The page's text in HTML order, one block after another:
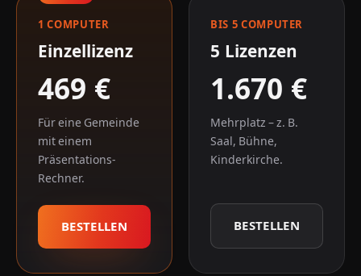
1 COMPUTER
Einzellizenz
469 €
Für eine Gemeinde
mit einem
Präsentations-
Rechner.
BESTELLEN
BIS 5 COMPUTER
5 Lizenzen
1.670 €
Mehrplatz – z. B.
Saal, Bühne,
Kinderkirche.
BESTELLEN